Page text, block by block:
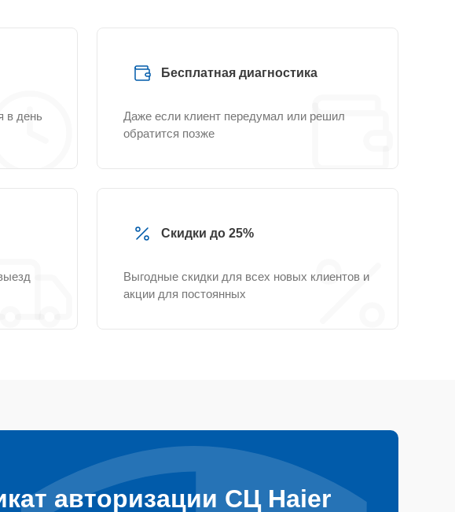
в день
Бесплатная диагностика
Даже если клиент передумал или решил
обратится позже
Скидки до 25%
Выгодные скидки для всех новых клиентов и
акции для постоянных
авторизации СЦ Haier